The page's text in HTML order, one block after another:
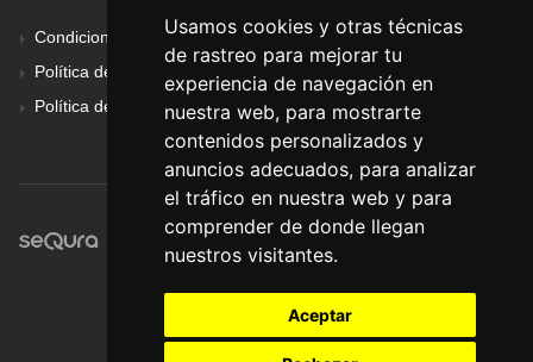
Usamos cookies y otras técnicas
de rastreo para mejorar tu
experiencia de navegación en
nuestra web, para mostrarte
contenidos personalizados y
anuncios adecuados, para analizar
el tráfico en nuestra web y para
comprender de donde llegan
nuestros visitantes.
Aceptar
Condiciones Generales
Política de Cookies
Política de Privacidad